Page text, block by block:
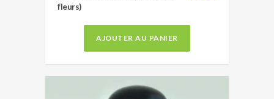
fleurs)
AJOUTER AU PANIER